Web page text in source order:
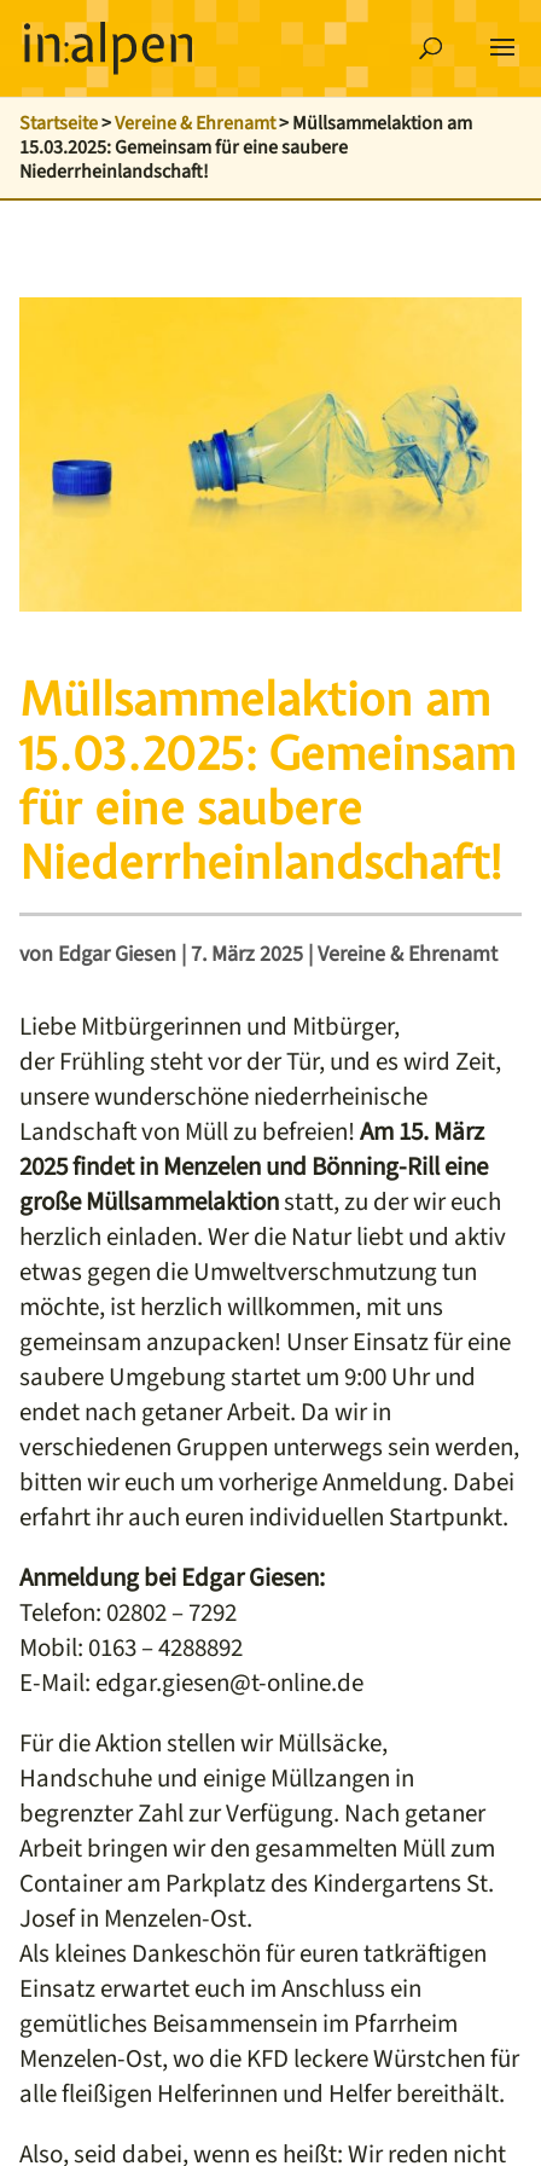
Startseite>Vereine & Ehrenamt>Müllsammelaktion am
15.03.2025: Gemeinsam für eine saubere
Niederrheinlandschaft!
Müllsammelaktion am
15.03.2025: Gemeinsam
für eine saubere
Niederrheinlandschaft!
von Edgar Giesen| 7. März 2025| Vereine & Ehrenamt
Liebe Mitbürgerinnen und Mitbürger,
der Frühling steht vor der Tür, und es wird Zeit,
unsere wunderschöne niederrheinische
Landschaft von Müll zu befreien!Am 15. März
2025 findet in Menzelen und Bönning-Rill eine
große Müllsammelaktionstatt, zu der wir euch
herzlich einladen. Wer die Natur liebt und aktiv
etwas gegen die Umweltverschmutzung tun
möchte, ist herzlich willkommen, mit uns
gemeinsam anzupacken! Unser Einsatz für eine
saubere Umgebung startet um 9:00 Uhr und
endet nach getaner Arbeit. Da wir in
verschiedenen Gruppen unterwegs sein werden,
bitten wir euch um vorherige Anmeldung. Dabei
erfahrt ihr auch euren individuellen Startpunkt.
Anmeldung bei Edgar Giesen:
Telefon: 02802 – 7292
Mobil: 0163 – 4288892
E-Mail: edgar.giesen@t-online.de
Für die Aktion stellen wir Müllsäcke,
Handschuhe und einige Müllzangen in
begrenzter Zahl zur Verfügung. Nach getaner
Arbeit bringen wir den gesammelten Müll zum
Container am Parkplatz des Kindergartens St.
Josef in Menzelen-Ost.
Als kleines Dankeschön für euren tatkräftigen
Einsatz erwartet euch im Anschluss ein
gemütliches Beisammensein im Pfarrheim
Menzelen-Ost, wo die KFD leckere Würstchen für
alle fleißigen Helferinnen und Helfer bereithält.
Also, seid dabei, wenn es heißt: Wir reden nicht